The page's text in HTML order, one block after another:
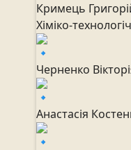
Кримець
Хіміко-
Черненко
Анастасія